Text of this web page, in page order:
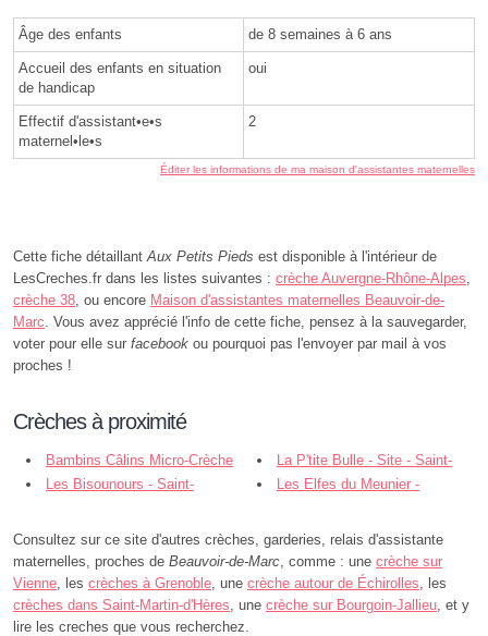
Âge des enfants de 8 semaines à 6 ans
Accueil des enfants en situation
de handicap
oui
Effectif d'assistant•e•s
maternel•le•s
2
Éditer les informations de ma maison d'assistantes maternelles
Cette fiche détaillantAux Petits Pieds est disponible à l'intérieur de
LesCreches.fr dans les listes suivantes : crèche Auvergne-Rhône-Alpes,
crèche 38, ou encore Maison d'assistantes maternelles Beauvoir-de-
Marc. Vous avez apprécié l'info de cette fiche, pensez à la sauvegarder,
voter pour elle sur facebook ou pourquoi pas l'envoyer par mail à vos
proches !
Crèches à proximité
Bambins Câlins Micro-Crèche
Mépin - Savas-Mépin
La P'tite Bulle - Site - Saint-
Jean-de-Bournay
Les Bisounours - Saint-
Les Elfes du Meunier -
Consultez sur ce site d'autres crèches, garderies, relais d'assistante
maternelles, proches de Beauvoir-de-Marc, comme : une crèche sur
Vienne, les crèches à Grenoble, une crèche autour de Échirolles, les
crèches dans Saint-Martin-d'Hères, une crèche sur Bourgoin-Jallieu, et y
lire les creches que vous recherchez.